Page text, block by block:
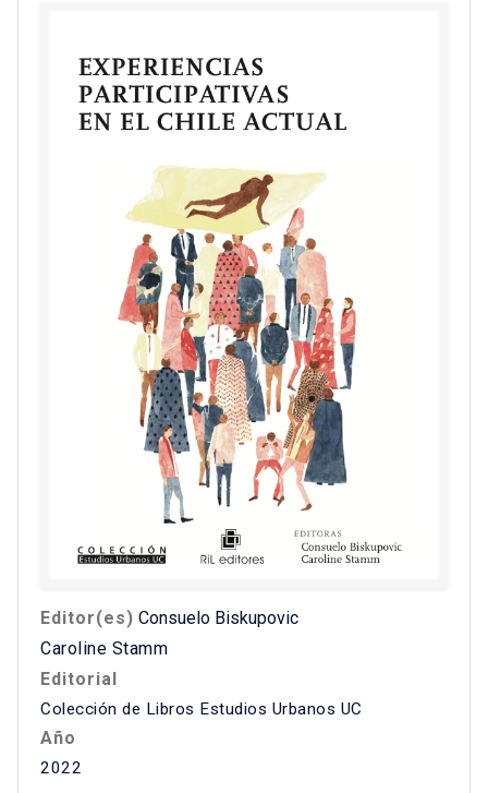
Editor(es) Consuelo Biskupovic
Caroline Stamm
Editorial
Colección de Libros Estudios Urbanos UC
Año
2022